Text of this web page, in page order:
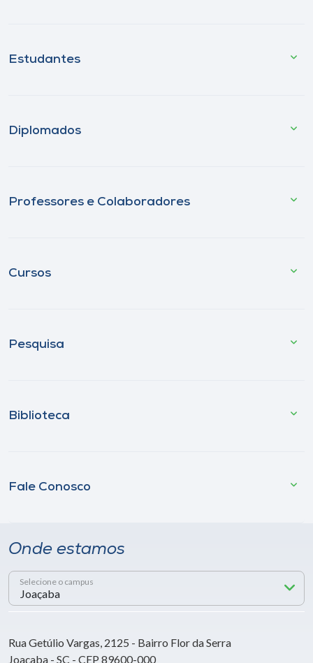
Estudantes
Diplomados
Professores e Colaboradores
Cursos
Pesquisa
Biblioteca
Fale Conosco
Onde estamos
Selecione o campus
Rua Getúlio Vargas, 2125 - Bairro Flor da Serra
Joaçaba - SC - CEP 89600-000